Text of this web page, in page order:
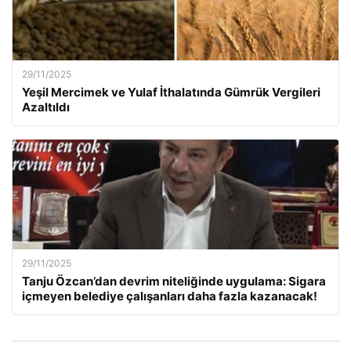
29/11/2025
Yeşil Mercimek ve Yulaf İthalatında Gümrük Vergileri
Azaltıldı
29/11/2025
Tanju Özcan’dan devrim niteliğinde uygulama: Sigara
içmeyen belediye çalışanları daha fazla kazanacak!